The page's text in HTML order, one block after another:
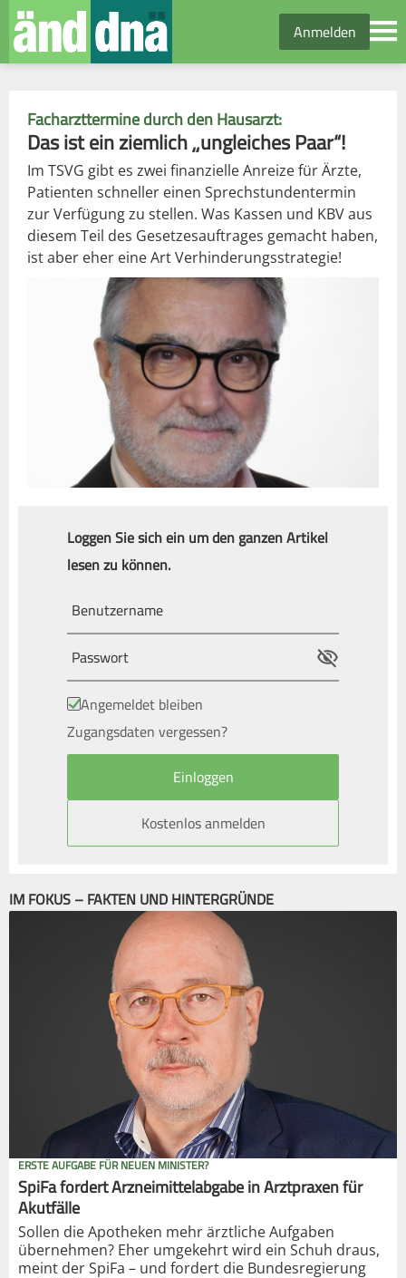
Anmelden
Facharzttermine durch den Hausarzt:
Das ist ein ziemlich „ungleiches Paar“!
Im TSVG gibt es zwei finanzielle Anreize für Ärzte,
Patienten schneller einen Sprechstundentermin
zur Verfügung zu stellen. Was Kassen und KBV aus
diesem Teil des Gesetzesauftrages gemacht haben,
ist aber eher eine Art Verhinderungsstrategie!
Loggen Sie sich ein um den ganzen Artikel
lesen zu können.
Angemeldet bleiben
Zugangsdaten vergessen?
Kostenlos anmelden
IM FOKUS – FAKTEN UND HINTERGRÜNDE
ERSTE AUFGABE FÜR NEUEN MINISTER?
SpiFa fordert Arzneimittelabgabe in Arztpraxen für
Akutfälle
Sollen die Apotheken mehr ärztliche Aufgaben
übernehmen? Eher umgekehrt wird ein Schuh draus,
meint der SpiFa – und fordert die Bundesregierung